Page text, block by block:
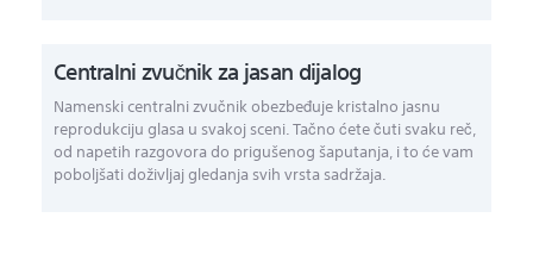
Centralni zvučnik za jasan dijalog
Namenski centralni zvučnik obezbeđuje kristalno jasnu
reprodukciju glasa u svakoj sceni. Tačno ćete čuti svaku reč,
od napetih razgovora do prigušenog šaputanja, i to će vam
poboljšati doživljaj gledanja svih vrsta sadržaja.